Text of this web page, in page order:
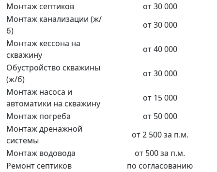
Монтаж септиков
от 30 000
Монтаж канализации (ж/
б)
от 30 000
Монтаж кессона на
скважину
от 40 000
Обустройство скважины
(ж/б)
от 30 000
Монтаж насоса и
автоматики на скважину
от 15 000
Монтаж погреба
от 50 000
Монтаж дренажной
системы
от 2 500 за п.м.
Монтаж водовода
от 500 за п.м.
Ремонт септиков
по согласованию